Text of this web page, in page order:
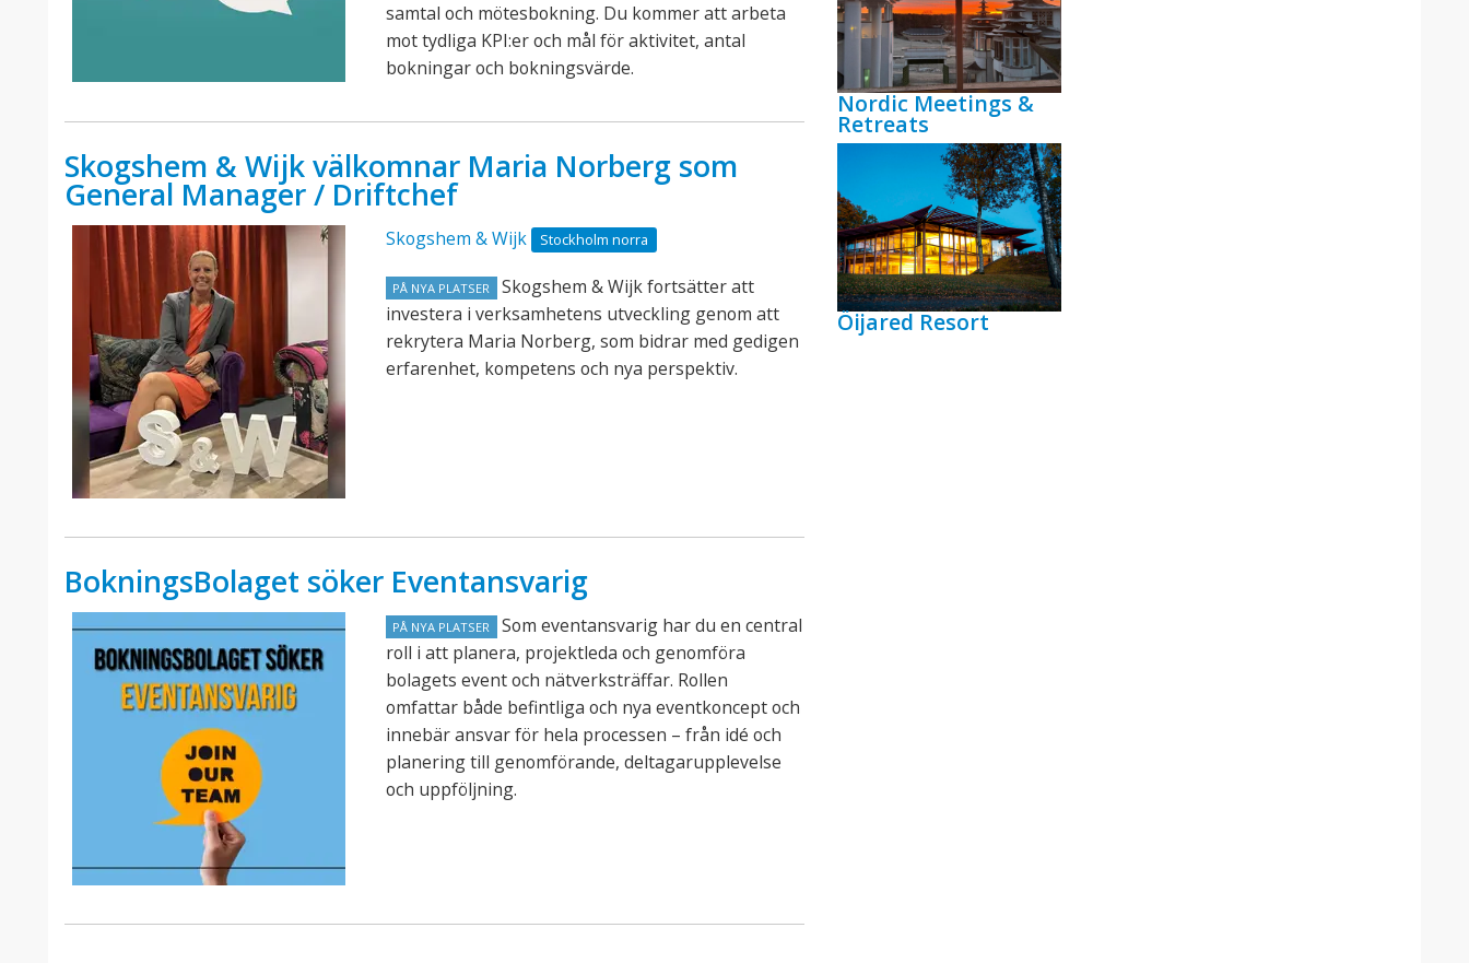
samtal och mötesbokning. Du kommer att arbeta
mot tydliga KPI:er och mål för aktivitet, antal
bokningar och bokningsvärde.
Skogshem & Wijk välkomnar Maria Norberg som
General Manager / Driftchef
Skogshem & Wijk Stockholm norra
PÅ NYA PLATSER
Skogshem & Wijk fortsätter att
investera i verksamhetens utveckling genom att
rekrytera Maria Norberg, som bidrar med gedigen
erfarenhet, kompetens och nya perspektiv.
BokningsBolaget söker Eventansvarig
PÅ NYA PLATSER
Som eventansvarig har du en central
roll i att planera, projektleda och genomföra
bolagets event och nätverksträffar. Rollen
omfattar både befintliga och nya eventkoncept och
innebär ansvar för hela processen – från idé och
planering till genomförande, deltagarupplevelse
och uppföljning.
Nordic Meetings &
Retreats
Öijared Resort